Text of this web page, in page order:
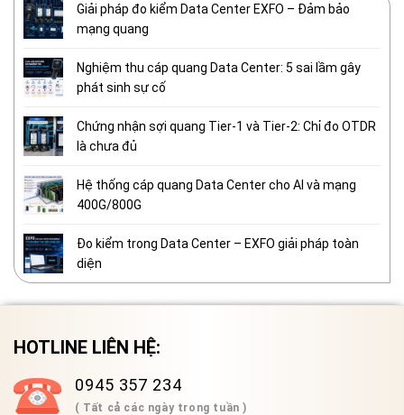
Giải pháp đo kiểm Data Center EXFO – Đảm bảo
mạng quang
Nghiệm thu cáp quang Data Center: 5 sai lầm gây
phát sinh sự cố
Chứng nhận sợi quang Tier-1 và Tier-2: Chỉ đo OTDR
là chưa đủ
Hệ thống cáp quang Data Center cho AI và mạng
400G/800G
Đo kiểm trong Data Center – EXFO giải pháp toàn
diện
HOTLINE LIÊN HỆ:
0945 357 234
( Tất cả các ngày trong tuần )